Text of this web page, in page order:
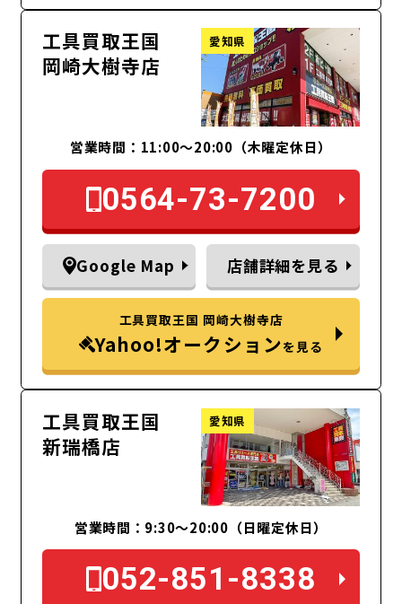
工具買取王国
岡崎大樹寺店
愛知県
営業時間：11:00～20:00（木曜定休日）
0564-73-7200
Google Map 店舗詳細を見る
工具買取王国 岡崎大樹寺店
Yahoo!オークションを見る
工具買取王国
新瑞橋店
愛知県
営業時間：9:30～20:00（日曜定休日）
052-851-8338